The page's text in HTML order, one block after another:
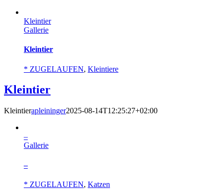
Kleintier
Gallerie
Kleintier
* ZUGELAUFEN, Kleintiere
Kleintier
Kleintierapleininger2025-08-14T12:25:27+02:00
–
Gallerie
–
* ZUGELAUFEN, Katzen